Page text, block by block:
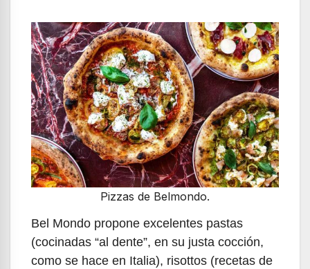
Pizzas de Belmondo.
Bel Mondo propone excelentes pastas
(cocinadas “al dente”, en su justa cocción,
como se hace en Italia), risottos (recetas de